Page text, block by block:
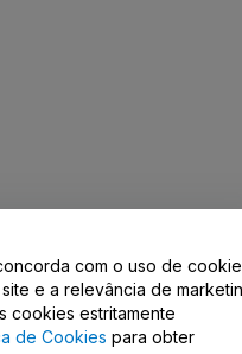
com o uso de
e a relevância de
cookies estritamente
de Cookies para obter